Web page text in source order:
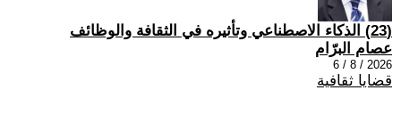
(23) الذكاء الاصطناعي وتأثيره في الثقافة والوظائف
عصام البرّام
2026 / 8 / 6
قضايا ثقافية